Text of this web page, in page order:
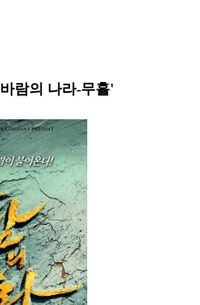
람의 나라-무휼'